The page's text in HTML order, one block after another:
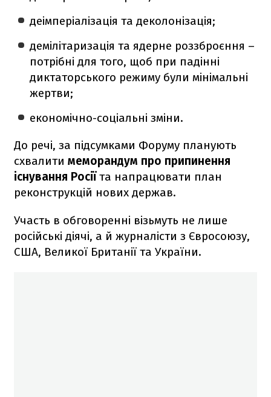
деімперіалізація та деколонізація;
демілітаризація та ядерне роззброєння –
потрібні для того, щоб при падінні
диктаторського режиму були мінімальні
жертви;
економічно-соціальні зміни.
До речі, за підсумками Форуму планують
схвалити меморандум про припинення
існування Росіїта напрацювати план
реконструкцій нових держав.
Участь в обговоренні візьмуть не лише
російські діячі, а й журналісти з Євросоюзу,
США, Великої Британії та України.